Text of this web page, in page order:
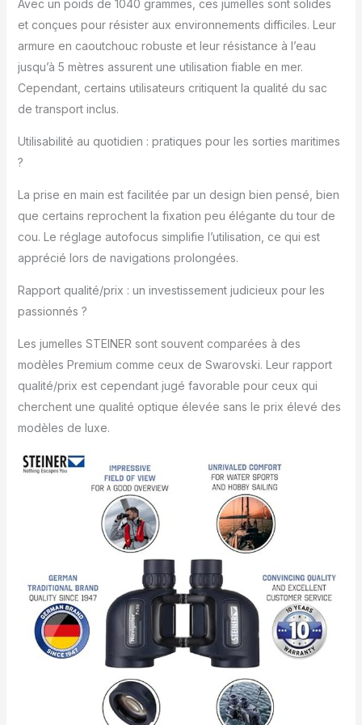
robuste, étanche
jusqu'à 5 m, pas de
remplissage sous
pression d'azote,
armure en caoutchouc
ACCESSOIRES
housse de pluie,
Avec un poids de 1040 grammes, ces jumelles sont solides
et conçues pour résister aux environnements difficiles. Leur
armure en caoutchouc robuste et leur résistance à l’eau
jusqu’à 5 mètres assurent une utilisation fiable en mer.
Cependant, certains utilisateurs critiquent la qualité du sac
de transport inclus.
Utilisabilité au quotidien : pratiques pour les sorties maritimes
?
La prise en main est facilitée par un design bien pensé, bien
que certains reprochent la fixation peu élégante du tour de
cou. Le réglage autofocus simplifie l’utilisation, ce qui est
apprécié lors de navigations prolongées.
Rapport qualité/prix : un investissement judicieux pour les
passionnés ?
Les jumelles STEINER sont souvent comparées à des
modèles Premium comme ceux de Swarovski. Leur rapport
qualité/prix est cependant jugé favorable pour ceux qui
cherchent une qualité optique élevée sans le prix élevé des
modèles de luxe.